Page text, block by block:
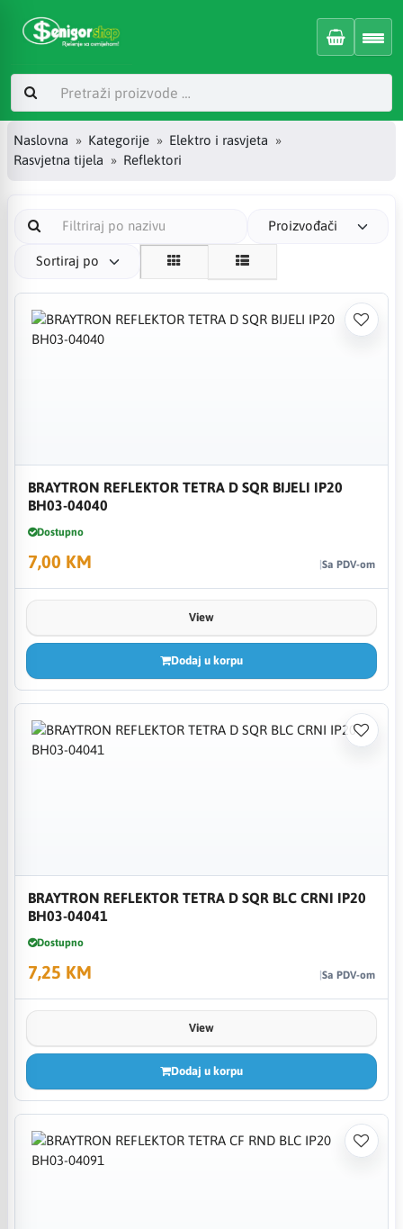
Naslovna Kategorije
Elektro i rasvjeta
Rasvjetna tijela
Reflektori
Proizvođači
Sortiraj po
BRAYTRON REFLEKTOR TETRA D SQR BIJELI IP20
BH03-04040
Dostupno
7,00 KM Sa PDV-om
View
Dodaj u korpu
BRAYTRON REFLEKTOR TETRA D SQR BLC CRNI IP20
BH03-04041
Dostupno
7,25 KM Sa PDV-om
View
Dodaj u korpu